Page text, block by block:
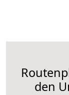
den